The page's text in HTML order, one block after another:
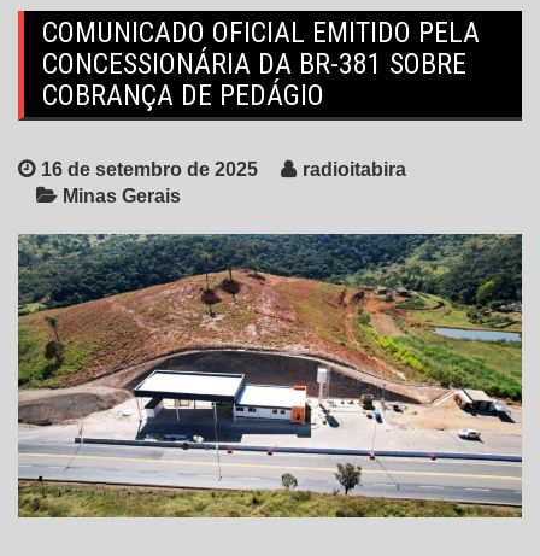
COMUNICADO OFICIAL EMITIDO PELA
CONCESSIONÁRIA DA BR-381 SOBRE
COBRANÇA DE PEDÁGIO
16 de setembro de 2025
radioitabira
Minas Gerais